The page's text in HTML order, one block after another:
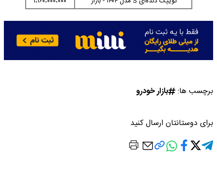
برچسب ها: بازار خودرو
برای دوستانتان ارسال کنید